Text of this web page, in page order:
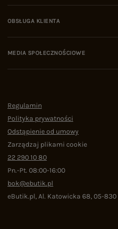
OBSŁUGA KLIENTA
MEDIA SPOŁECZNOŚCIOWE
Regulamin
Polityka prywatności
Odstąpienie od umowy
Zarządzaj plikami cookie
22 290 10 80
Pn.-Pt. 08:00-16:00
bok@ebutik.pl
eButik.pl,Al. Katowicka 68,05-830